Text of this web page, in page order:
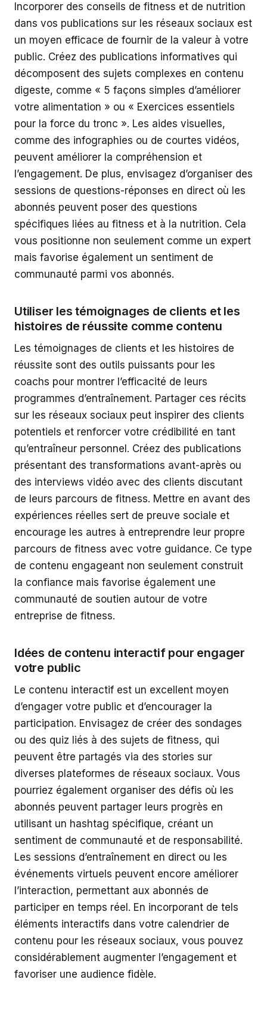
Incorporer des conseils de fitness et de nutrition
dans vos publications sur les réseaux sociaux est
un moyen efficace de fournir de la valeur à votre
public. Créez des publications informatives qui
décomposent des sujets complexes en contenu
digeste, comme « 5 façons simples d’améliorer
votre alimentation » ou « Exercices essentiels
pour la force du tronc ». Les aides visuelles,
comme des infographies ou de courtes vidéos,
peuvent améliorer la compréhension et
l’engagement. De plus, envisagez d’organiser des
sessions de questions-réponses en direct où les
abonnés peuvent poser des questions
spécifiques liées au fitness et à la nutrition. Cela
vous positionne non seulement comme un expert
mais favorise également un sentiment de
communauté parmi vos abonnés.
Utiliser les témoignages de clients et les
histoires de réussite comme contenu
Les témoignages de clients et les histoires de
réussite sont des outils puissants pour les
coachs pour montrer l’efficacité de leurs
programmes d’entraînement. Partager ces récits
sur les réseaux sociaux peut inspirer des clients
potentiels et renforcer votre crédibilité en tant
qu’entraîneur personnel. Créez des publications
présentant des transformations avant-après ou
des interviews vidéo avec des clients discutant
de leurs parcours de fitness. Mettre en avant des
expériences réelles sert de preuve sociale et
encourage les autres à entreprendre leur propre
parcours de fitness avec votre guidance. Ce type
de contenu engageant non seulement construit
la confiance mais favorise également une
communauté de soutien autour de votre
entreprise de fitness.
Idées de contenu interactif pour engager
votre public
Le contenu interactif est un excellent moyen
d’engager votre public et d’encourager la
participation. Envisagez de créer des sondages
ou des quiz liés à des sujets de fitness, qui
peuvent être partagés via des stories sur
diverses plateformes de réseaux sociaux. Vous
pourriez également organiser des défis où les
abonnés peuvent partager leurs progrès en
utilisant un hashtag spécifique, créant un
sentiment de communauté et de responsabilité.
Les sessions d’entraînement en direct ou les
événements virtuels peuvent encore améliorer
l’interaction, permettant aux abonnés de
participer en temps réel. En incorporant de tels
éléments interactifs dans votre calendrier de
contenu pour les réseaux sociaux, vous pouvez
considérablement augmenter l’engagement et
favoriser une audience fidèle.